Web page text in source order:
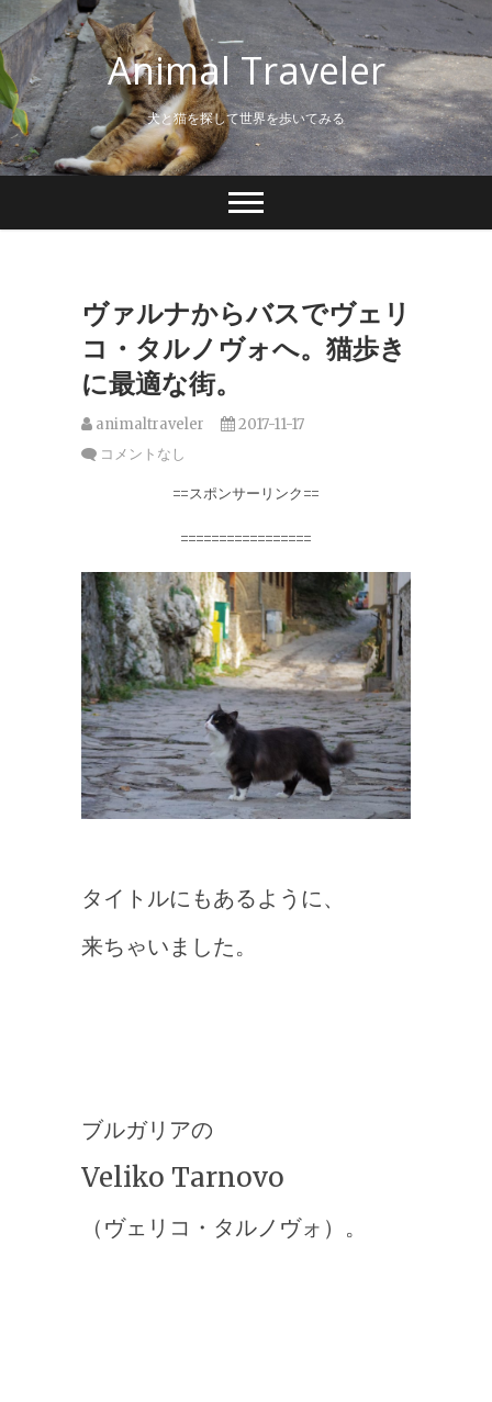
S
k
i
p
t
o
c
o
Animal Traveler
犬と猫を探して世界を歩いてみる
ヴァルナからバスでヴェリ
コ・タルノヴォへ。猫歩き
に最適な街。
animaltraveler
2017-11-17
コメントなし
==スポンサーリンク==
=================
タイトルにもあるように、
来ちゃいました。
ブルガリアの
Veliko Tarnovo
（ヴェリコ・タルノヴォ）。